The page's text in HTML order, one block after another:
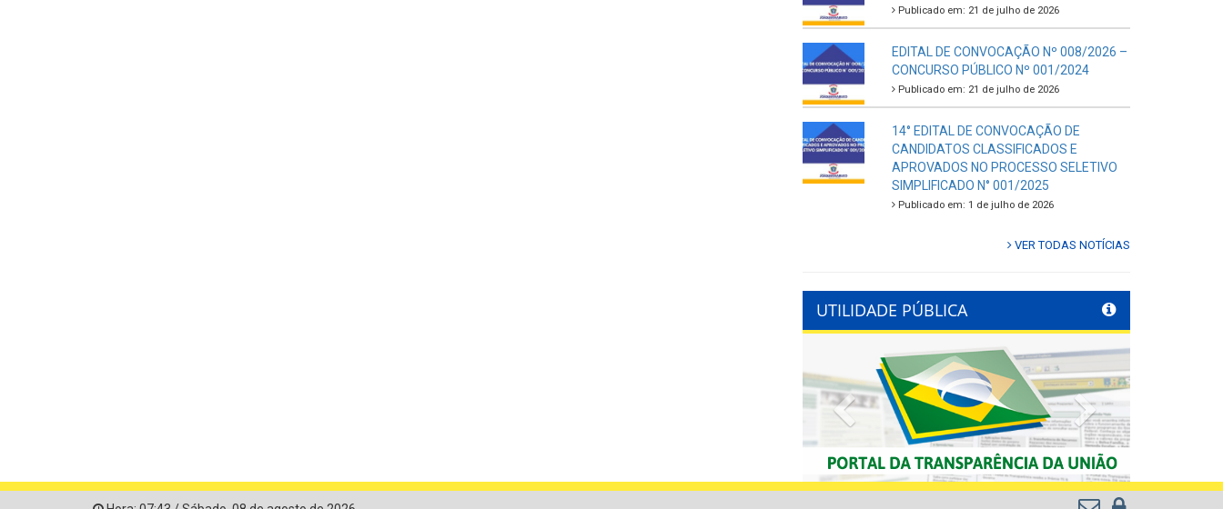
Publicado em: 21 de julho de 2026
EDITAL DE CONVOCAÇÃO Nº 008/2026 –
CONCURSO PÚBLICO Nº 001/2024
Publicado em: 21 de julho de 2026
14° EDITAL DE CONVOCAÇÃO DE
CANDIDATOS CLASSIFICADOS E
APROVADOS NO PROCESSO SELETIVO
SIMPLIFICADO N° 001/2025
Publicado em: 1 de julho de 2026
VER TODAS NOTÍCIAS
UTILIDADE PÚBLICA
Previous Next